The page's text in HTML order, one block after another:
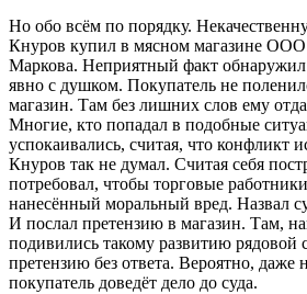
Но обо всём по порядку.
Кнуров купил в мясном магазине ООО
Маркова. Неприятный факт
явно с душком. Покупатель не
магазин. Там без лишних слов ему
Многие, кто попадал в подобные
успокаивались, считая, что конфликт
Кнуров так не думал. Считая себя
потребовал, чтобы торговые
нанесённый моральный вред. Назвал
И послал претензию в магазин. Там,
подивились такому развитию рядовой
претензию без ответа. Вероятно, даже
покупатель доведёт дело до суда.